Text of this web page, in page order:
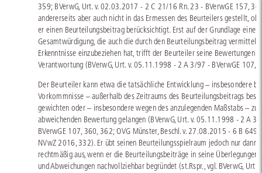
359; BVerwG, Urt. v. 02.03.2017 - 2 C 21/16 Rn. 23 - BVerwGE 157,
andererseits aber auch nicht in das Ermessen des Beurteilers gestellt, ob
er einen Beurteilungsbeitrag berücksichtigt. Erst auf der Grundlage einer
Gesamtwürdigung, die auch die durch den Beurteilungsbeitrag
Erkenntnisse einzubeziehen hat, trifft der Beurteiler seine Bewertungen
Verantwortung (BVerwG, Urt. v. 05.11.1998 - 2 A 3/97 - BVerwGE 107,
Der Beurteiler kann etwa die tatsächliche Entwicklung – insbesondere
Vorkommnisse – außerhalb des Zeitraums des Beurteilungsbeitrags
gewichten oder – insbesondere wegen des anzulegenden Maßstabs – zu
abweichenden Bewertung gelangen (BVerwG, Urt. v. 05.11.1998 - 2 A
BVerwGE 107, 360, 362; OVG Münster, Beschl. v. 27.08.2015 - 6 B
NVwZ 2016, 332). Er übt seinen Beurteilungsspielraum jedoch nur dann
rechtmäßig aus, wenn er die Beurteilungsbeiträge in seine Überlegungen
und Abweichungen nachvollziehbar begründet (st.Rspr., vgl. BVerwG, Urt. v.